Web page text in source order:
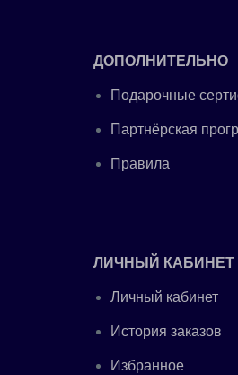
ДОПОЛНИТЕЛЬНО
Подарочные
Партнёрская
Правила
ЛИЧНЫЙ КАБИНЕТ
Личный кабинет
История заказов
Избранное